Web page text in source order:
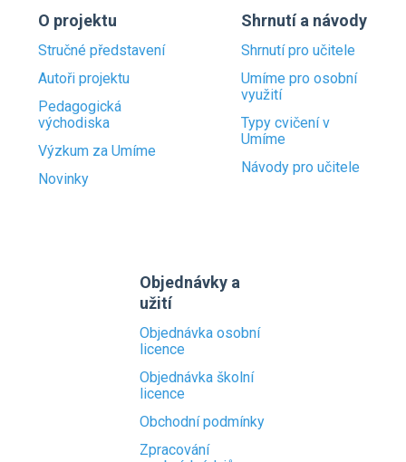
O projektu
Stručné představení
Autoři projektu
Pedagogická
východiska
Výzkum za Umíme
Novinky
Shrnutí a návody
Shrnutí pro učitele
Umíme pro osobní
využití
Typy cvičení v
Umíme
Návody pro učitele
Objednávky a
užití
Objednávka osobní
licence
Objednávka školní
licence
Obchodní podmínky
Zpracování